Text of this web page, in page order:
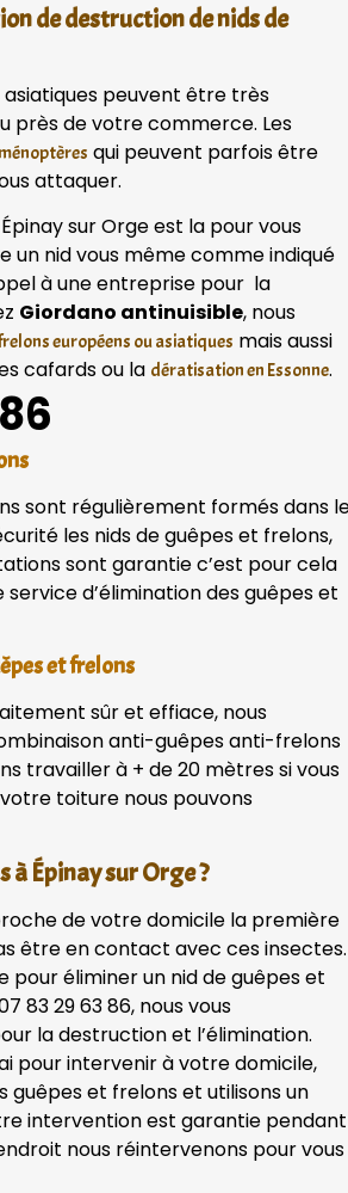
de destruction de nids de
asiatiques peuvent être très
près de votre commerce. Les
qui peuvent parfois être
attaquer.
sur Orge est la pour vous
un nid vous même comme indiqué
à une entreprise pour la
Giordano antinuisible, nous
européens ou asiatiques mais aussi
cafards ou la dératisation en Essonne.
sont régulièrement formés dans
les nids de guêpes et frelons,
sont garantie c’est pour cela
d’élimination des guêpes et
et frelons
sûr et effiace, nous
anti-guêpes anti-frelons
travailler à + de 20 mètres si vous
toiture nous pouvons
à Épinay sur Orge ?
de votre domicile la première
être en contact avec ces insectes.
éliminer un nid de guêpes et
83 29 63 86, nous vous
la destruction et l’élimination.
pour intervenir à votre domicile,
guêpes et frelons et utilisons un
intervention est garantie pendant
nous réintervenons pour vous